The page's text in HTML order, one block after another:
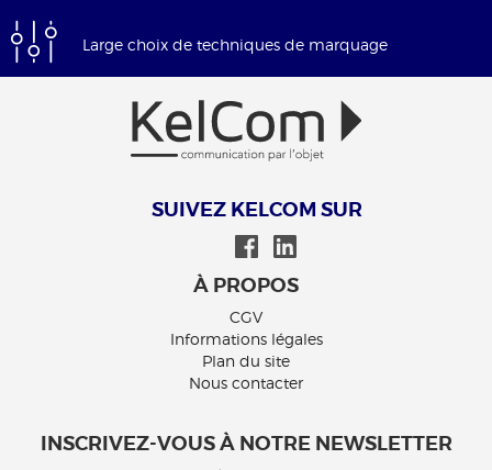
Large choix de techniques de marquage
SUIVEZ KELCOM SUR
À PROPOS
CGV
Informations légales
Plan du site
Nous contacter
INSCRIVEZ-VOUS À NOTRE NEWSLETTER